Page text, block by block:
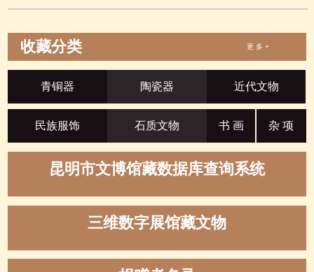
收藏分类 更 多 +
青铜器 陶瓷器 近代文物
民族服饰 石质文物 书 画 杂 项
昆明市文博馆藏数据库查询系统
三维数字展馆藏文物